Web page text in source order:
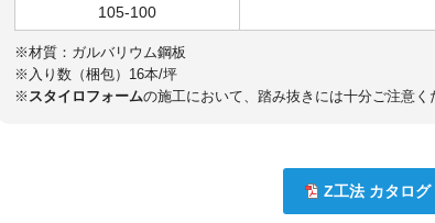
105-100
※材質：ガルバリウム鋼板
※入り数（梱包）16本/坪
※ スタイロフォームの施工において、踏み抜きには十分ご注意く
Z工法 カタロ